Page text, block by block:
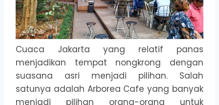
Cuaca Jakarta yang relatif panas
menjadikan tempat nongkrong dengan
suasana asri menjadi pilihan. Salah
satunya adalah Arborea Cafe yang banyak
menjadi pilihan orang-orang untuk